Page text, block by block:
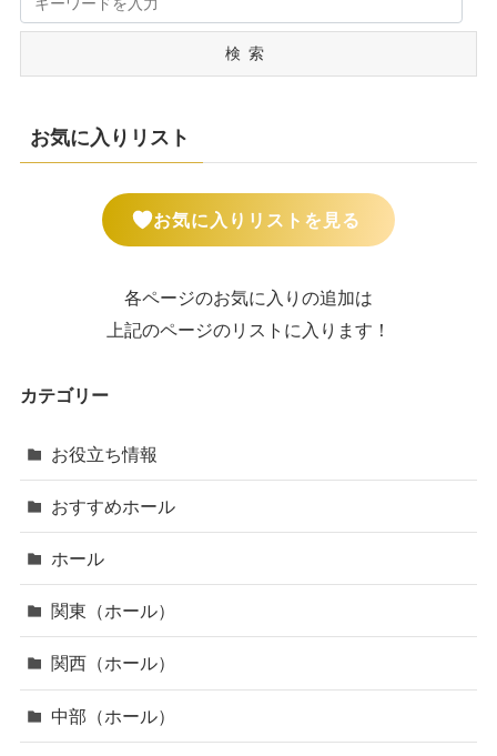
検索
お気に入りリスト
お気に入りリストを見る
各ページのお気に入りの追加は
上記のページのリストに入ります！
カテゴリー
お役立ち情報
おすすめホール
ホール
関東（ホール）
関西（ホール）
中部（ホール）